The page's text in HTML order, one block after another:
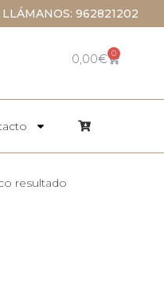
LLÁMANOS: 962821202
0,00€ 0
resultado